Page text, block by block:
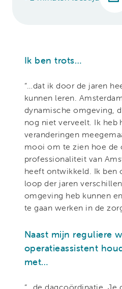
Ik ben trots…
“…dat ik door de jaren
kunnen leren.
dynamische omgeving,
nog niet verveelt. Ik heb
veranderingen
mooi om te zien hoe de
professionaliteit van
heeft ontwikkeld. Ik ben
loop der jaren
omgeving heb kunnen
te gaan werken in de
Naast mijn reguliere
operatieassistent
met…
“…de dagcoördinatie. Je